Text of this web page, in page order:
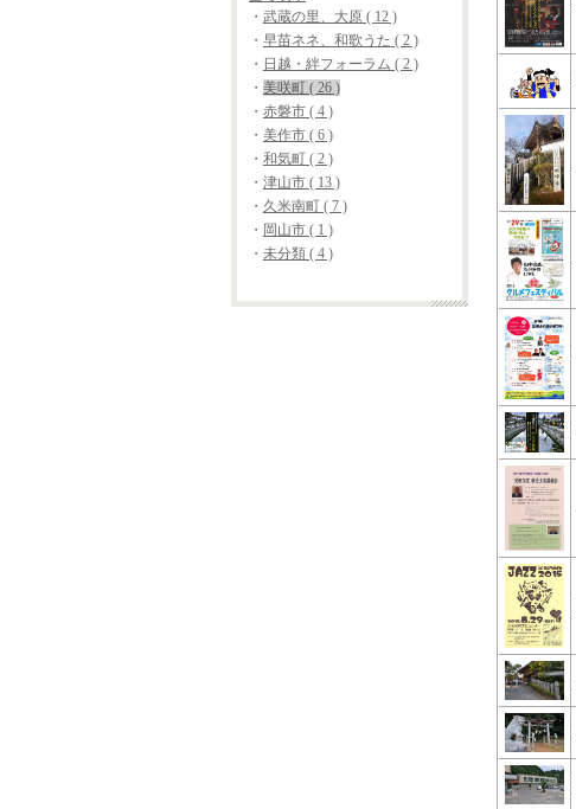
・ 武蔵の里、大原 ( 12 )
・ 早苗ネネ、和歌うた ( 2 )
・ 日越・絆フォーラム ( 2 )
・ 美咲町 ( 26 )
・ 赤磐市 ( 4 )
・ 美作市 ( 6 )
・ 和気町 ( 2 )
・ 津山市 ( 13 )
・ 久米南町 ( 7 )
・ 岡山市 ( 1 )
・ 未分類 ( 4 )